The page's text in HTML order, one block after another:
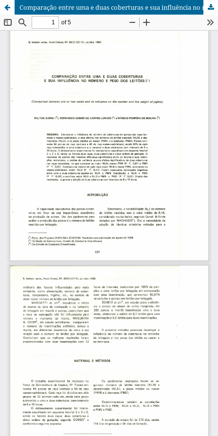
Comparação entre uma e duas coberturas e sua influência no número e peso dos leitões